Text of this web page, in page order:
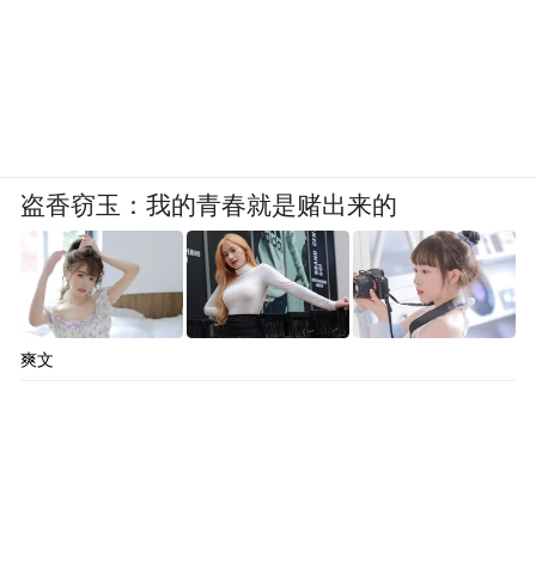
盗香窃玉：我的青春就是赌出来的
爽文